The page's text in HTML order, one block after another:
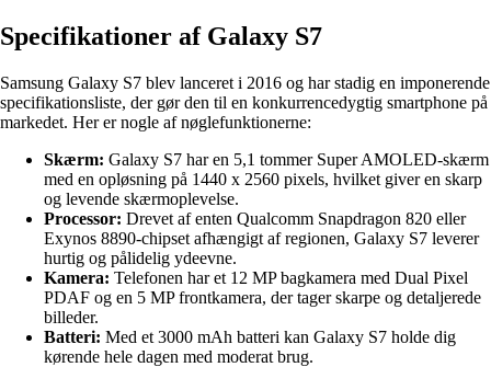
Specifikationer af Galaxy S7
Samsung Galaxy S7 blev lanceret i 2016 og har stadig en imponerende
specifikationsliste, der gør den til en konkurrencedygtig smartphone på
markedet. Her er nogle af nøglefunktionerne:
Skærm: Galaxy S7 har en 5,1 tommer Super AMOLED-skærm
med en opløsning på 1440 x 2560 pixels, hvilket giver en skarp
og levende skærmoplevelse.
Processor: Drevet af enten Qualcomm Snapdragon 820 eller
Exynos 8890-chipset afhængigt af regionen, Galaxy S7 leverer
hurtig og pålidelig ydeevne.
Kamera: Telefonen har et 12 MP bagkamera med Dual Pixel
PDAF og en 5 MP frontkamera, der tager skarpe og detaljerede
billeder.
Batteri: Med et 3000 mAh batteri kan Galaxy S7 holde dig
kørende hele dagen med moderat brug.